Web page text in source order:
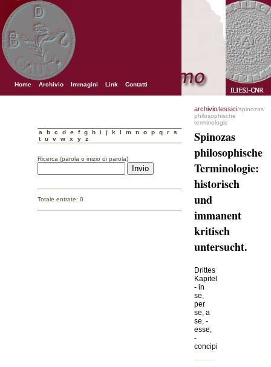
Home Archivio Immagini Link Contatti
a b c d e f g h i j k l m n o p q r
s
t
u v w x y z
Ricerca (parola o inizio di parola)
Totale entrate: 0
archivio/lessici/spinozas
philosophische
terminologie
Spinozas
philosophische
Terminologie:
historisch
und
immanent
kritisch
untersucht.
Drittes
Kapitel
- in
se,
per
se, a
se, -
esse,
-
concipi